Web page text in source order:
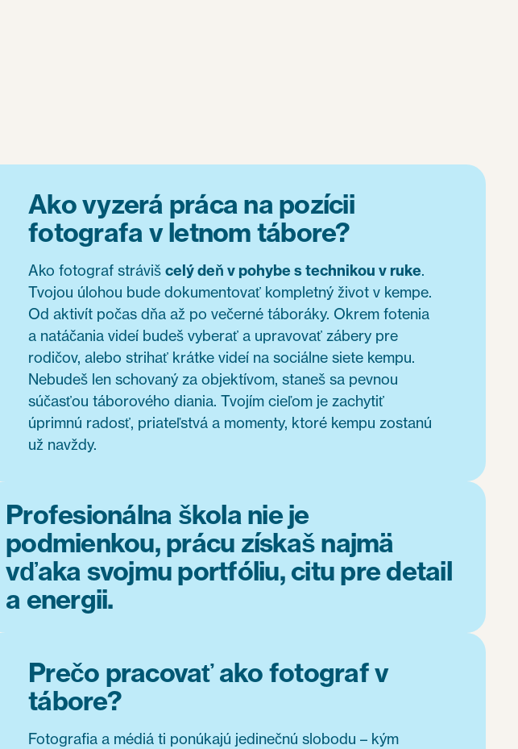
Ako vyzerá práca na pozícii
fotografa v letnom tábore?
Ako fotograf stráviš celý deň v pohybe s technikou v ruke.
Tvojou úlohou bude dokumentovať kompletný život v kempe.
Od aktivít počas dňa až po večerné táboráky. Okrem fotenia
a natáčania videí budeš vyberať a upravovať zábery pre
rodičov, alebo strihať krátke videí na sociálne siete kempu.
Nebudeš len schovaný za objektívom, staneš sa pevnou
súčasťou táborového diania. Tvojím cieľom je zachytiť
úprimnú radosť, priateľstvá a momenty, ktoré kempu zostanú
už navždy.
Profesionálna škola nie je
podmienkou, prácu získaš najmä
vďaka svojmu portfóliu, citu pre detail
a energii.
Prečo pracovať ako fotograf v
tábore?
Fotografia a médiá ti ponúkajú jedinečnú slobodu – kým